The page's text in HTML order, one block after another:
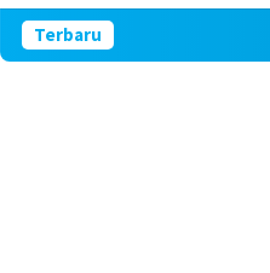
Terbaru Tim